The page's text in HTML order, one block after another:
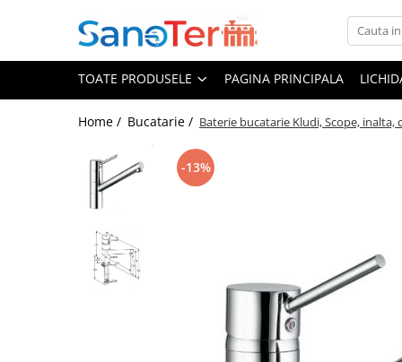
Toate Produsele
Obiecte Sanitare
Lavoare pe blat
Lavoare incastrabile
Lavoare Colt Duble Speciale
Lavoare stative
Lavoare pe mobilier
TOATE PRODUSELE PAGINA PRINCIPALA
Home / Bucatarie / Baterie bucatarie Kludi, Scope, inalta,
-13%